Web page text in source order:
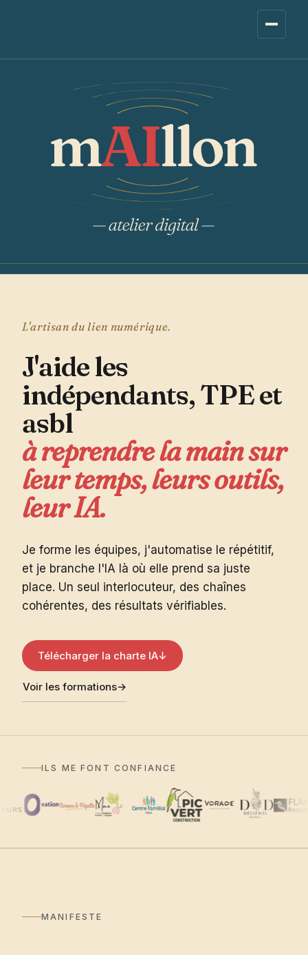
L'artisan du lien numérique.
J'aideles
indépendants,TPEet
asbl
àreprendrelamainsur
leurtemps,leursoutils,
leurIA.
Je forme les équipes, j'automatise le répétitif,
et je branche l'IA là où elle prend sa juste
place. Un seul interlocuteur, des chaînes
cohérentes, des résultats vérifiables.
Télécharger la charte IA↓
Voir les formations→
ILS ME FONT CONFIANCE
MANIFESTE